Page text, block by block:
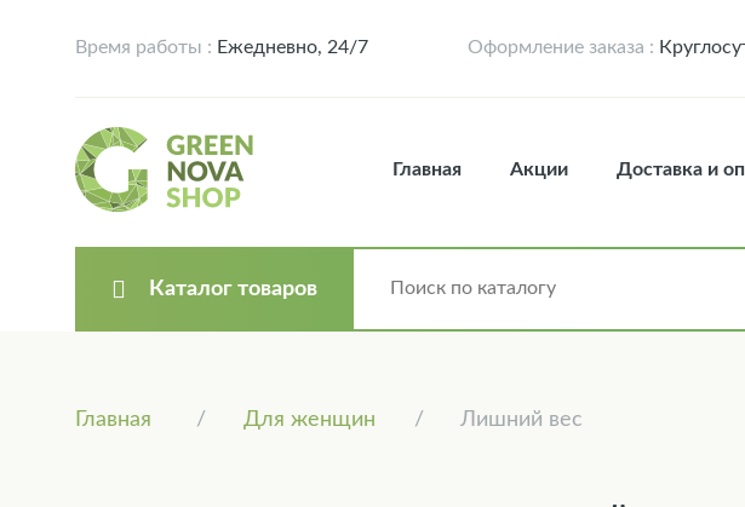
Время работы : Ежедневно, 24/7 Оформление заказа :
Главная Акции Доставка и
Каталог товаров
Главная Для женщин Лишний вес